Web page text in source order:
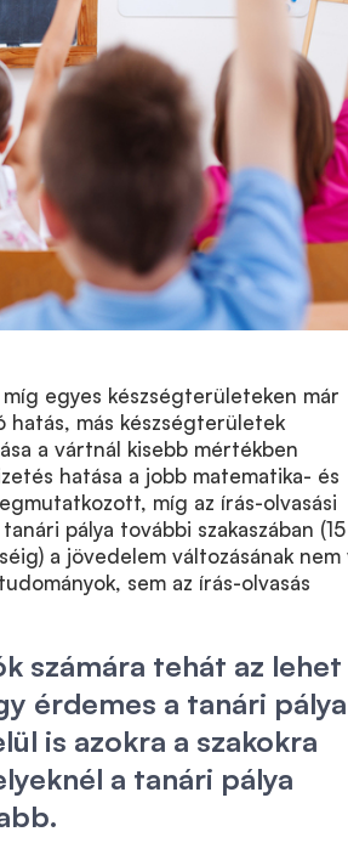
egyes készségterületeken már
más készségterületek
a vártnál kisebb mértékben
hatása a jobb matematika- és
míg az írás-olvasási
pálya további szakaszában (15
a jövedelem változásának nem
sem az írás-olvasás
számára tehát az lehet
érdemes a tanári pálya
is azokra a szakokra
a tanári pálya